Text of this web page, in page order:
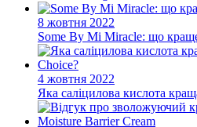
8 жовтня 2022
Some By Mi Miracle: що
4 жовтня 2022
Яка саліцилова кислота